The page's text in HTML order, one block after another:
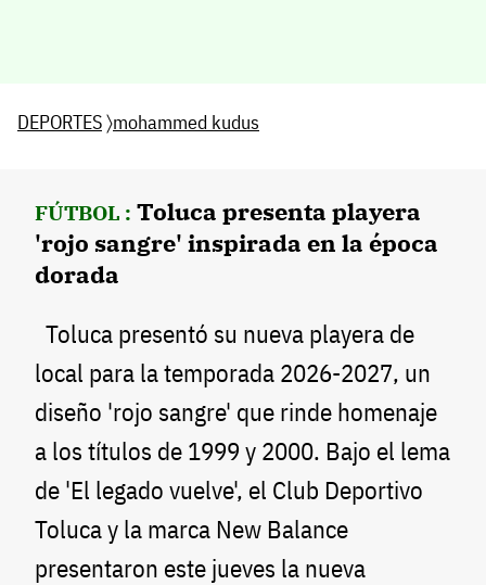
DEPORTES〉mohammed kudus
FÚTBOL : Toluca presenta playera
'rojo sangre' inspirada en la época
dorada
Toluca presentó su nueva playera de
local para la temporada 2026-2027, un
diseño 'rojo sangre' que rinde homenaje
a los títulos de 1999 y 2000. Bajo el lema
de 'El legado vuelve', el Club Deportivo
Toluca y la marca New Balance
presentaron este jueves la nueva